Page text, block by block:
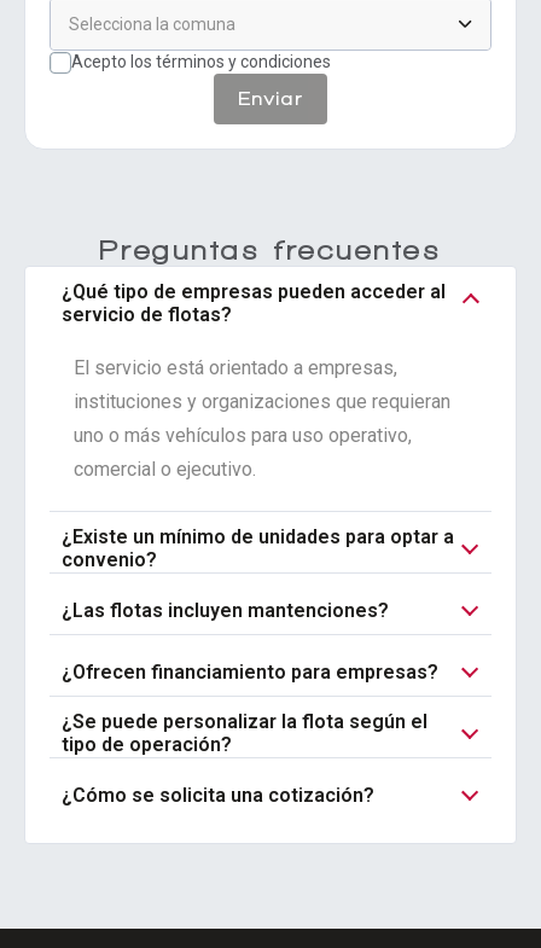
Acepto los términos y condiciones
Enviar
Preguntas frecuentes
¿Qué tipo de empresas pueden acceder al
servicio de flotas?
El servicio está orientado a empresas,
instituciones y organizaciones que requieran
uno o más vehículos para uso operativo,
comercial o ejecutivo.
¿Existe un mínimo de unidades para optar a
convenio?
¿Las flotas incluyen mantenciones?
¿Ofrecen financiamiento para empresas?
¿Se puede personalizar la flota según el
tipo de operación?
¿Cómo se solicita una cotización?